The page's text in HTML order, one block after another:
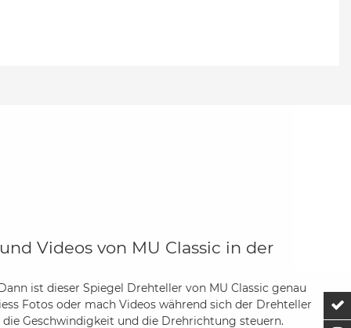
Videos von MU Classic in der
ist dieser Spiegel Drehteller von MU Classic genau
Fotos oder mach Videos während sich der Drehteller
Geschwindigkeit und die Drehrichtung steuern.